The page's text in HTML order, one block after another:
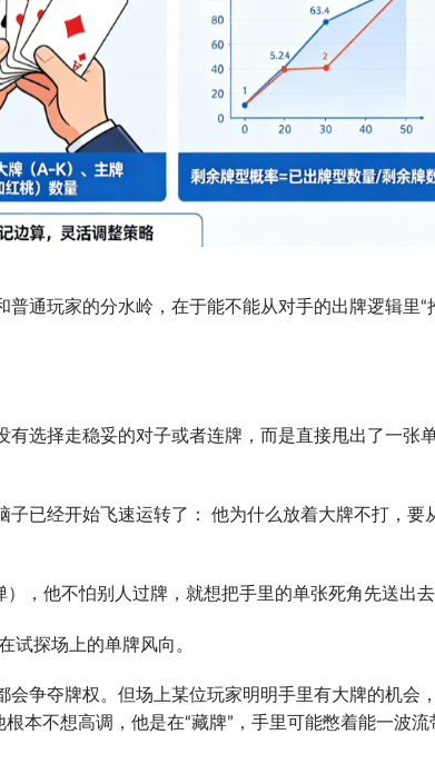
通玩家的分水岭，在于能不能从对手的出牌逻辑里“
选择走稳妥的对子或者连牌，而是直接甩出了一张
已经开始飞速运转了： 他为什么放着大牌不打，要
，他不怕别人过牌，就想把手里的单张死角先送出
试探场上的单牌风向。
争夺牌权。但场上某位玩家明明手里有大牌的机会
本不想高调，他是在“藏牌”，手里可能憋着能一波流